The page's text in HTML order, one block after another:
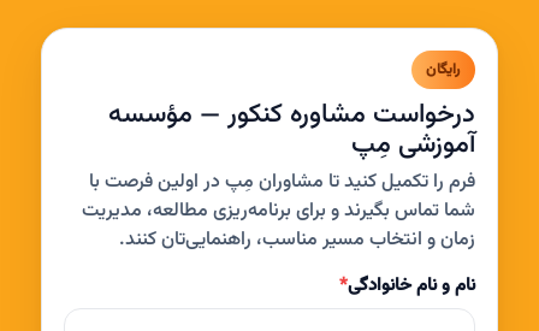
رایگان
درخواست مشاوره کنکور — مؤسسه
آموزشی مِپ
فرم را تکمیل کنید تا مشاوران مِپ در اولین فرصت با
شما تماس بگیرند و برای برنامه‌ریزی مطالعه، مدیریت
زمان و انتخاب مسیر مناسب، راهنمایی‌تان کنند.
نام و نام خانوادگی*